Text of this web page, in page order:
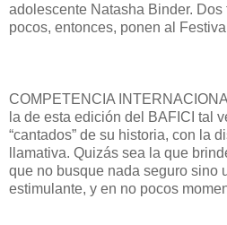
adolescente Natasha Binder.
pocos, entonces, ponen al
COMPETENCIA
la de esta edición del BAFICI tal
“cantados” de su historia, con la
llamativa. Quizás sea la que
que no busque nada seguro sino
estimulante, y en no pocos